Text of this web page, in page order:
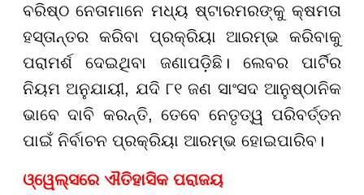
ବରିଷ୍ଠ ନେତାମାନେ ମଧ୍ୟ ଷ୍ଟାରମରଙ୍କୁ କ୍ଷମତା
ହସ୍ତାନ୍ତର କରିବା ପ୍ରକ୍ରିୟା ଆରମ୍ଭ କରିବାକୁ
ପରାମର୍ଶ ଦେଇଥିବା ଜଣାପଡ଼ିଛି। ଲେବର ପାର୍ଟିର
ନିୟମ ଅନୁଯାୟୀ, ଯଦି ୮୧ ଜଣ ସାଂସଦ ଆନୁଷ୍ଠାନିକ
ଭାବେ ଦାବି କରନ୍ତି, ତେବେ ନେତୃତ୍ୱ ପରିବର୍ତ୍ତନ
ପାଇଁ ନିର୍ବାଚନ ପ୍ରକ୍ରିୟା ଆରମ୍ଭ ହୋଇପାରିବ।
ଓ୍ୱେଲ୍ସରେ ଐତିହାସିକ ପରାଜୟ